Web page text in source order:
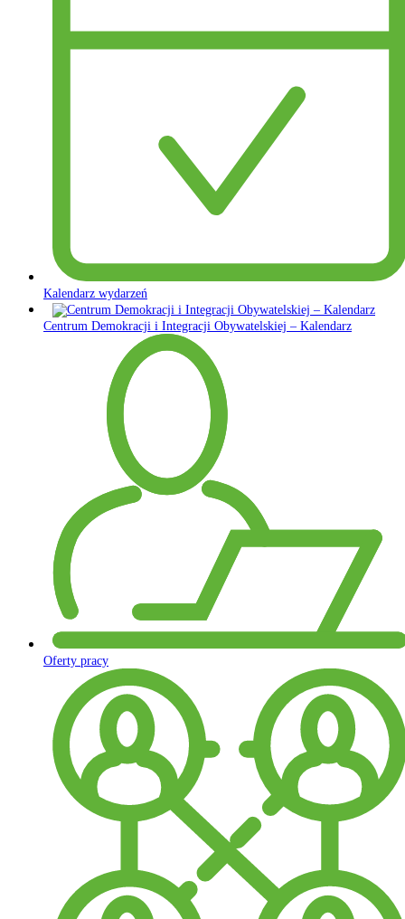
Kalendarz wydarzeń
Centrum Demokracji i Integracji Obywatelskiej – Kalendarz
Oferty pracy